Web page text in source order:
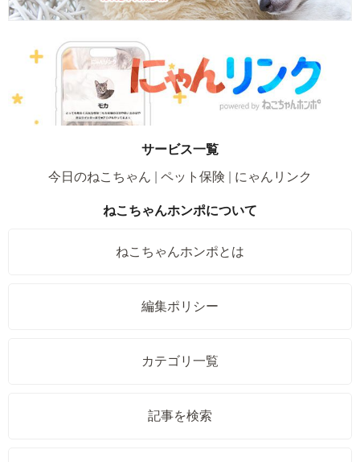
サービス一覧
今日のねこちゃん
ペット保険 にゃんリンク
ねこちゃんホンポについて
ねこちゃんホンポとは
編集ポリシー
カテゴリ一覧
記事を検索